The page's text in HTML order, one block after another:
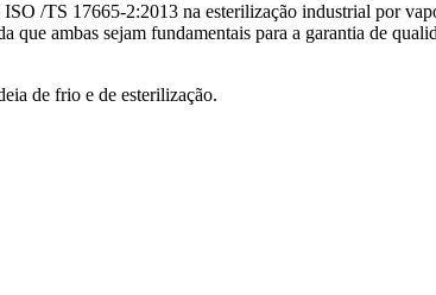
/TS 17665-2:2013 na esterilização industrial por
ambas sejam fundamentais para a garantia de
de frio e de esterilização.